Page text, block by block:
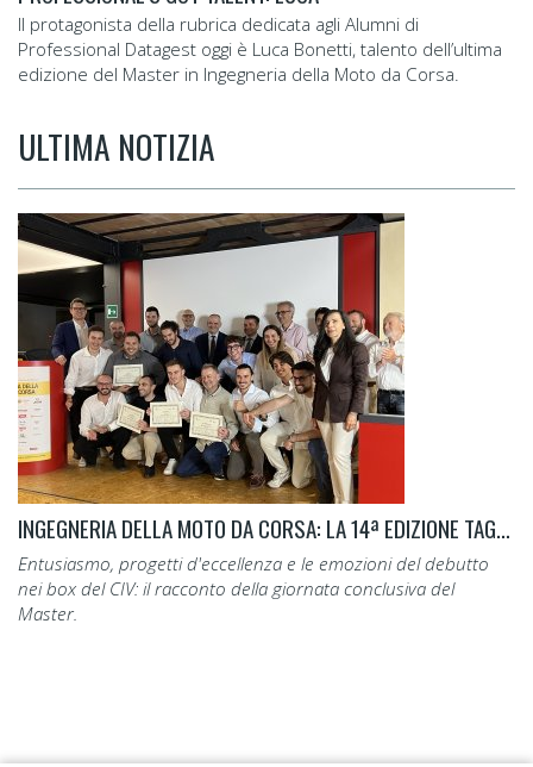
Il protagonista della rubrica dedicata agli Alumni di
Professional Datagest oggi è Luca Bonetti, talento dell’ultima
edizione del Master in Ingegneria della Moto da Corsa.
ULTIMA NOTIZIA
INGEGNERIA DELLA MOTO DA CORSA: LA 14ª EDIZIONE TAGLIA IL TRAGUARDO.
Entusiasmo, progetti d'eccellenza e le emozioni del debutto
nei box del CIV: il racconto della giornata conclusiva del
Master.